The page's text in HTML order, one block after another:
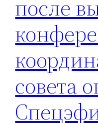
после
совета